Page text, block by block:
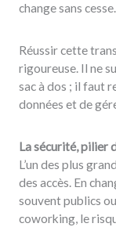
change sans cesse.
Réussir cette
rigoureuse. Il ne
sac à dos ; il faut
données et de
La sécurité, pilier
L’un des plus
des accès. En
souvent publics
coworking, le